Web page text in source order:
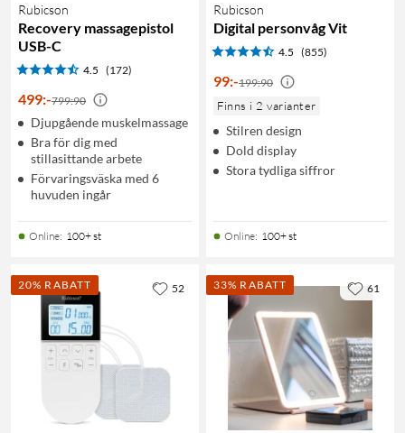
Rubicson
Recovery massagepistol
USB-C
4.5 (172)
499:-799:90
Djupgående muskelmassage
Bra för dig med
stillasittande arbete
Förvaringsväska med 6
huvuden ingår
Online: 100+ st
Rubicson
Digital personvåg Vit
4.5 (855)
99:-199:90
Finns i 2 varianter
Stilren design
Dold display
Stora tydliga siffror
Online: 100+ st
20% RABATT 52 33% RABATT 61